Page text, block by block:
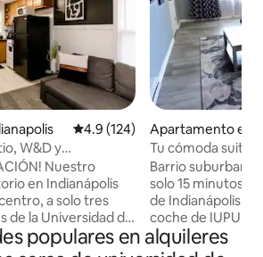
Calificación promedio: 4.9 de
4.9 (124)
W&D y
Centro
Nuestro
en Indianápolis
a solo tres
de la Universidad de
del centro de
espacio es
Apartamento en
s
Tu cómoda suite
Barrio suburbano
solo 15 minutos
de Indianápolis. A poca distancia en
coche de IUPUI,
Convenciones y
Aparcamiento
populares en alquileres